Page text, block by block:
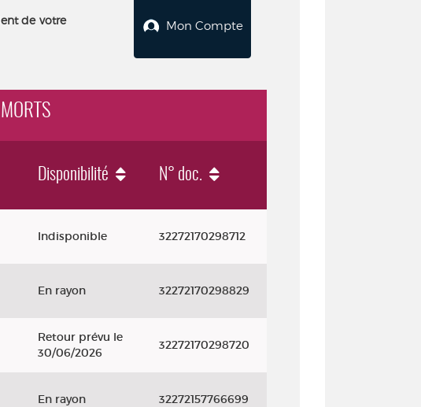
de votre
Mon Compte
Disponibilité N° doc.
Indisponible 32272170298712
En rayon 32272170298829
Retour prévu le
30/06/2026
32272170298720
En rayon 32272157766699